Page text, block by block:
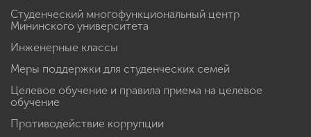
Студенческий многофункциональный центр
Мининского университета
Инженерные классы
Меры поддержки для студенческих семей
Целевое обучение и правила приема на целевое
обучение
Противодействие коррупции